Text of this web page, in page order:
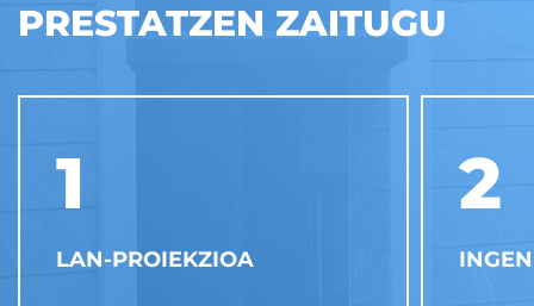
PRESTATZEN ZAITUGU
1
LAN-PROIEKZIOA
2